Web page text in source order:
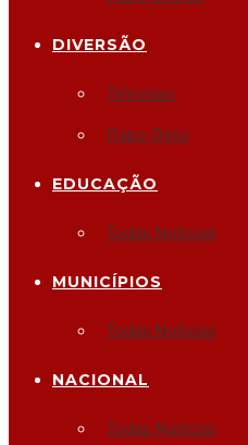
DIVERSÃO
Televisao
Papo Reto
EDUCAÇÃO
Todas Notícias
MUNICÍPIOS
Todas Notícias
NACIONAL
Todas Notícias